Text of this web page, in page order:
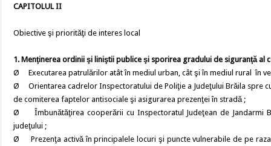
CAPITOLUL II
Obiective şi priorităţi de interes local
1. Menţinerea ordinii şi liniştii publice şi sporirea gradului de siguranţă al
Ø Executarea patrulărilor atât în mediul urban, cât şi în mediul rural în
Ø Orientarea cadrelor Inspectoratului de Poliţie a Judeţului Brăila spre
de comiterea faptelor antisociale şi asigurarea prezenţei în stradă ;
Ø Îmbunătăţirea cooperării cu Inspectoratul Judeţean de Jandarmi
judeţului ;
Ø Prezenţa activă în principalele locuri şi puncte vulnerabile de pe